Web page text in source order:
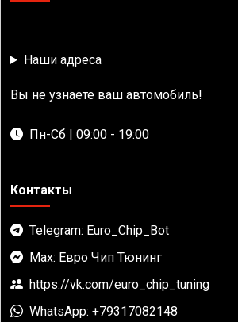
Наши адреса
Вы не узнаете ваш автомобиль!
Пн-Сб | 09:00 - 19:00
Контакты
Telegram: Euro_Chip_Bot
Max: Евро Чип Тюнинг
https://vk.com/euro_chip_tuning
WhatsApp: +79317082148